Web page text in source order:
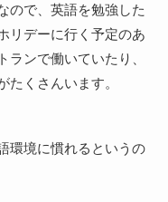
ので、英語を勉強した
リデーに行く予定のあ
ランで働いていたり、
くさんいます。
環境に慣れるというの